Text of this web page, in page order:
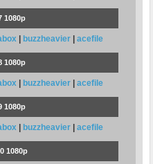
1080p
buzzheavier acefile
1080p
buzzheavier acefile
1080p
buzzheavier acefile
1080p